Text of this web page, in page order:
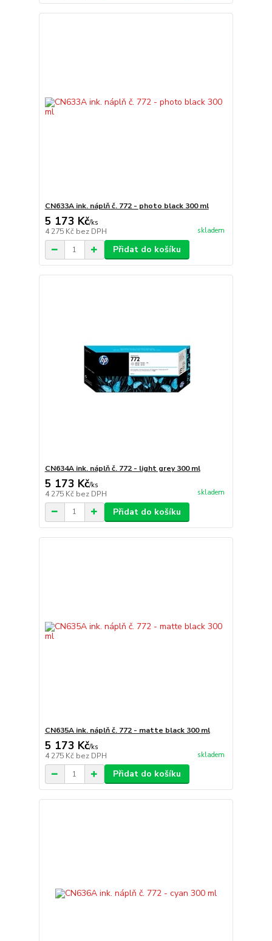
CN633A ink. náplň č. 772 - photo black 300 ml
5 173 Kč/ks
4 275 Kč bez DPH skladem
Přidat do košíku
CN634A ink. náplň č. 772 - light grey 300 ml
5 173 Kč/ks
4 275 Kč bez DPH skladem
Přidat do košíku
CN635A ink. náplň č. 772 - matte black 300 ml
5 173 Kč/ks
4 275 Kč bez DPH skladem
Přidat do košíku